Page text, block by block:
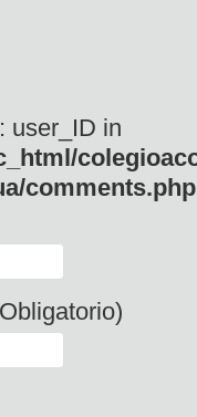
user_ID in
comments.php